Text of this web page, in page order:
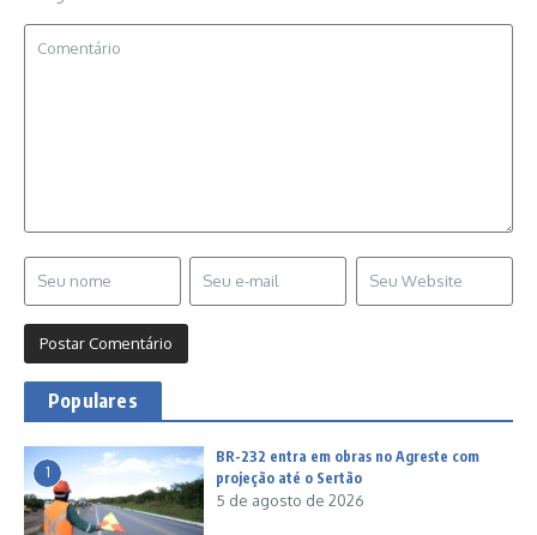
Populares
1
BR-232 entra em obras no Agreste com
projeção até o Sertão
5 de agosto de 2026